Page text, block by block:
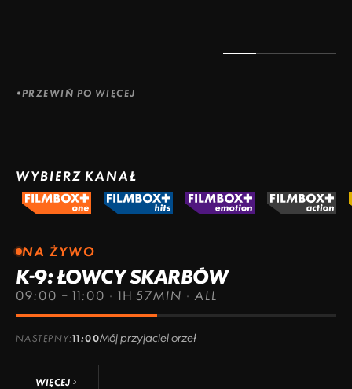
PRZEWIŃ PO WIĘCEJ
WYBIERZ KANAŁ
NA ŻYWO
K-9: ŁOWCY SKARBÓW
09:00 – 11:00 · 1H 57MIN · ALL
NASTĘPNY:11:00Mój przyjaciel orzeł
WIĘCEJ